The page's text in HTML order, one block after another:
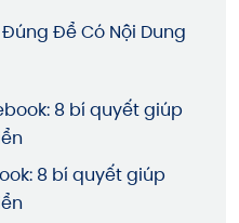
Để Có Nội Dung
8 bí quyết giúp